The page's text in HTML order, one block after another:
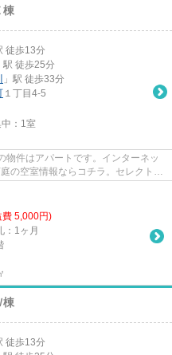
棟
徒歩13分
駅 徒歩25分
」駅 徒歩33分
１丁目4-5
： 1室
物件はアパートです。インターネッ
の空室情報ならコチラ。セレクトホ
費 5,000円)
：1ヶ月
棟
徒歩13分